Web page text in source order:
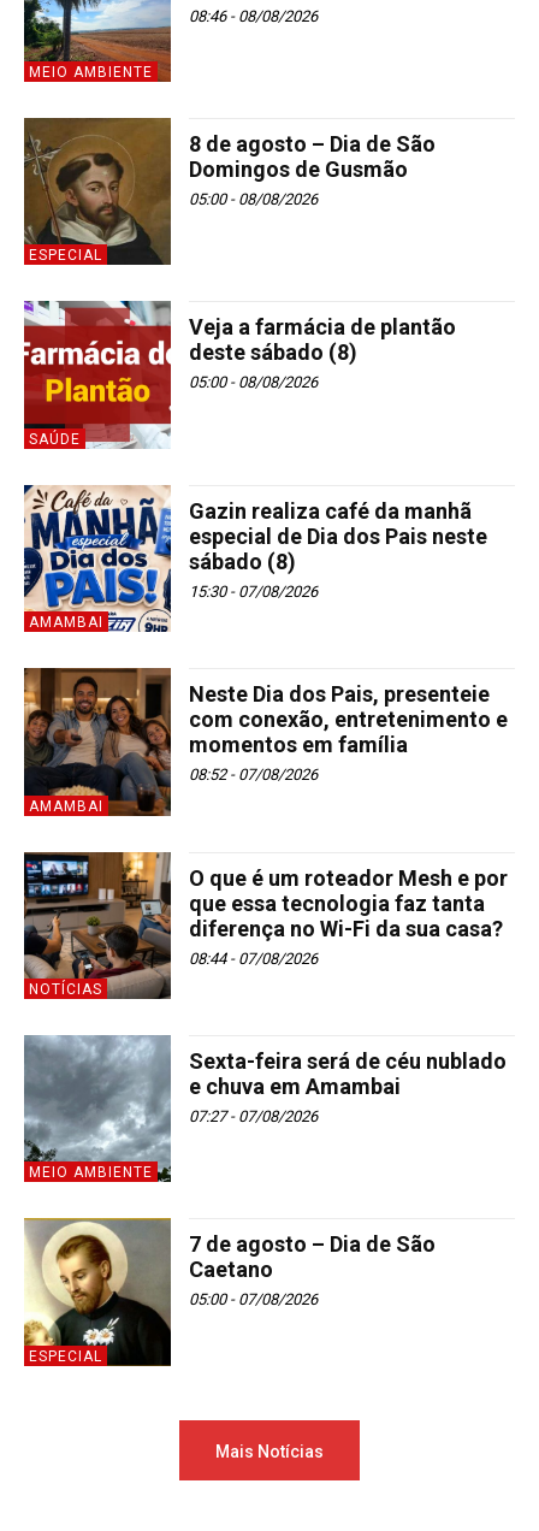
MEIO AMBIENTE
08:46 - 08/08/2026
ESPECIAL
8 de agosto – Dia de São
Domingos de Gusmão
05:00 - 08/08/2026
SAÚDE
Veja a farmácia de plantão
deste sábado (8)
05:00 - 08/08/2026
AMAMBAI
Gazin realiza café da manhã
especial de Dia dos Pais neste
sábado (8)
15:30 - 07/08/2026
AMAMBAI
Neste Dia dos Pais, presenteie
com conexão, entretenimento e
momentos em família
08:52 - 07/08/2026
NOTÍCIAS
O que é um roteador Mesh e por
que essa tecnologia faz tanta
diferença no Wi-Fi da sua casa?
08:44 - 07/08/2026
MEIO AMBIENTE
Sexta-feira será de céu nublado
e chuva em Amambai
07:27 - 07/08/2026
ESPECIAL
7 de agosto – Dia de São
Caetano
05:00 - 07/08/2026
Mais Notícias